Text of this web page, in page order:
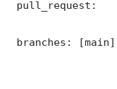
pull_request:
branches: [main]